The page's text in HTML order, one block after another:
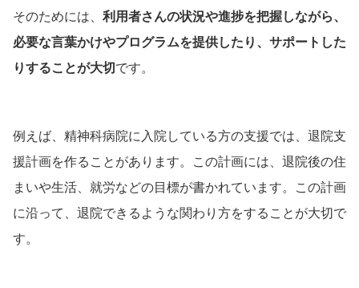
そのためには、 利用者さんの状況や進捗を把握しながら、
必要な言葉かけやプログラムを提供したり、サポートした
りすることが大切 です。
例えば、精神科病院に入院している方の支援では、退院支
援計画を作ることがあります。この計画には、退院後の住
まいや生活、就労などの目標が書かれています。この計画
に沿って、退院できるような関わり方をすることが大切で
す。